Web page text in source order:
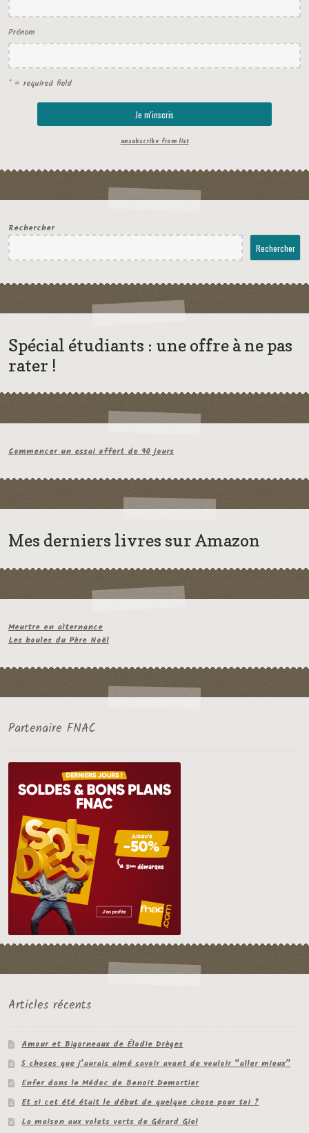
Prénom
* = required field
unsubscribe from list
Rechercher
Rechercher
Spécial étudiants : une offre à ne pas
rater !
Commencer un essai offert de 90 jours
Mes derniers livres sur Amazon
Meurtre en alternance
Les boules du Père Noël
Partenaire FNAC
Articles récents
Amour et Bigorneaux de Élodie Drèges
5 choses que j’aurais aimé savoir avant de vouloir “aller mieux”
Enfer dans le Médoc de Benoit Demortier
Et si cet été était le début de quelque chose pour toi ?
La maison aux volets verts de Gérard Giel